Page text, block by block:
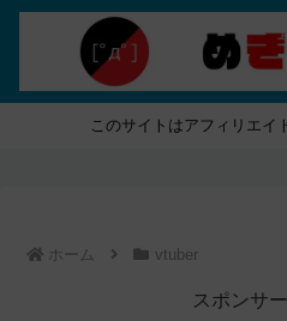
このサイトはアフィリエイ
ホーム vtuber
スポンサ